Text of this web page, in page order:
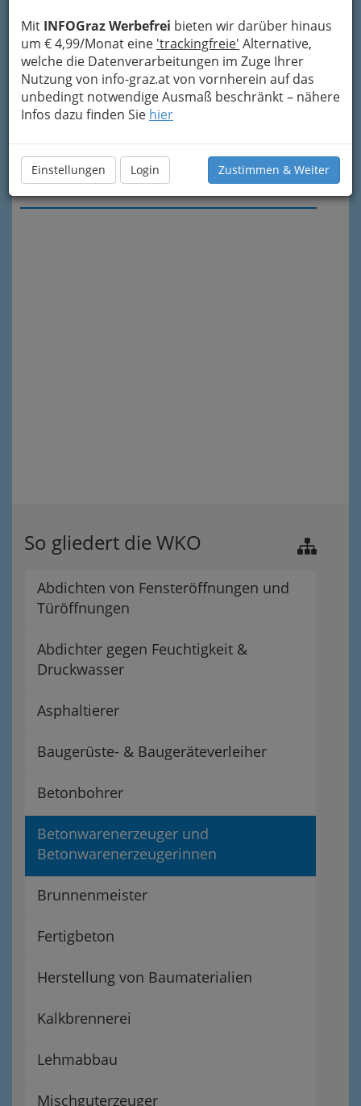
Mit INFOGraz Werbefrei bieten wir darüber hinaus
um € 4,99/Monat eine 'trackingfreie' Alternative,
welche die Datenverarbeitungen im Zuge Ihrer
Nutzung von info-graz.at von vornherein auf das
unbedingt notwendige Ausmaß beschränkt – nähere
Infos dazu finden Sie hier
Einstellungen Login Zustimmen & Weiter
Meine Nachricht senden
So gliedert die WKO
Abdichten von Fensteröffnungen und
Türöffnungen
Abdichter gegen Feuchtigkeit &
Druckwasser
Asphaltierer
Baugerüste- & Baugeräteverleiher
Betonbohrer
Betonwarenerzeuger und
Betonwarenerzeugerinnen
Brunnenmeister
Fertigbeton
Herstellung von Baumaterialien
Kalkbrennerei
Lehmabbau
Mischguterzeuger